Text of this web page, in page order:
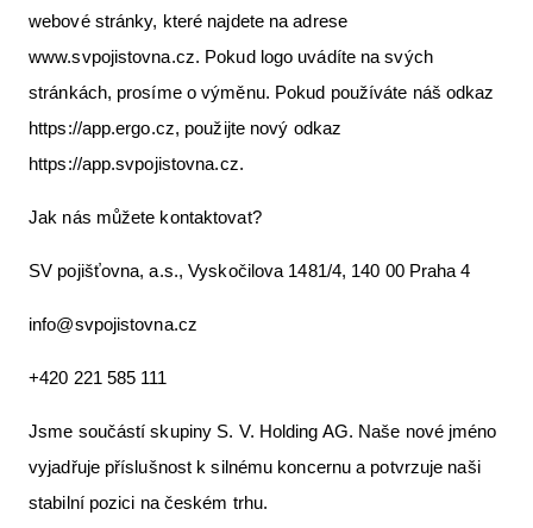
webové stránky, které najdete na adrese
www.svpojistovna.cz. Pokud logo uvádíte na svých
stránkách, prosíme o výměnu. Pokud používáte náš odkaz
https://app.ergo.cz, použijte nový odkaz
https://app.svpojistovna.cz.
Jak nás můžete kontaktovat?
SV pojišťovna, a.s., Vyskočilova 1481/4, 140 00 Praha 4
info@svpojistovna.cz
+420 221 585 111
Jsme součástí skupiny S. V. Holding AG. Naše nové jméno
vyjadřuje příslušnost k silnému koncernu a potvrzuje naši
stabilní pozici na českém trhu.